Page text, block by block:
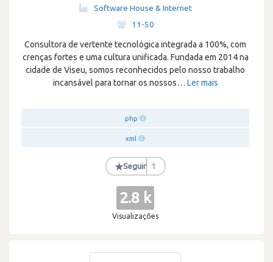
Software House & Internet
11-50
Consultora de vertente tecnológica integrada a 100%, com
crenças fortes e uma cultura unificada. Fundada em 2014 na
cidade de Viseu, somos reconhecidos pelo nosso trabalho
incansável para tornar os nossos… Ler mais
php
xml
★Seguir 1
2.8 k
Visualizações